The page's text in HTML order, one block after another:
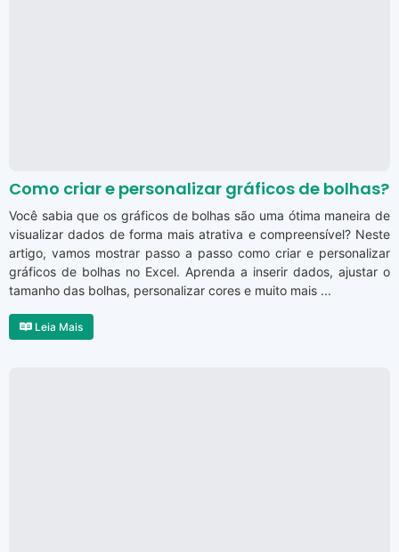
Como criar e personalizar gráficos de bolhas?
Você sabia que os gráficos de bolhas são uma ótima maneira de
visualizar dados de forma mais atrativa e compreensível? Neste
artigo, vamos mostrar passo a passo como criar e personalizar
gráficos de bolhas no Excel. Aprenda a inserir dados, ajustar o
tamanho das bolhas, personalizar cores e muito mais ...
Leia Mais